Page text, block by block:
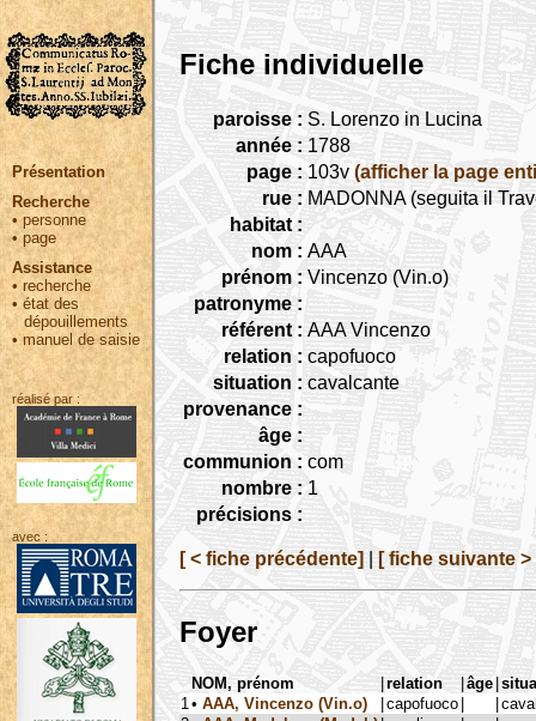
Présentation
Recherche
• personne
•page
Assistance
• recherche
•état des
dépouillements
•manuel de saisie
réalisé par :
avec :
Fiche individuelle
paroisse : S. Lorenzo in Lucina
année : 1788
page : 103v (afficher la page
rue : MADONNA (seguita il
habitat :
nom : AAA
prénom : Vincenzo (Vin.o)
patronyme :
référent : AAA Vincenzo
relation : capofuoco
situation : cavalcante
provenance :
âge :
communion : com
nombre : 1
précisions :
[ < fiche précédente] [ fiche suivante >
Foyer
NOM, prénom |relation |âge |
1 • AAA, Vincenzo (Vin.o) |capofuoco | |